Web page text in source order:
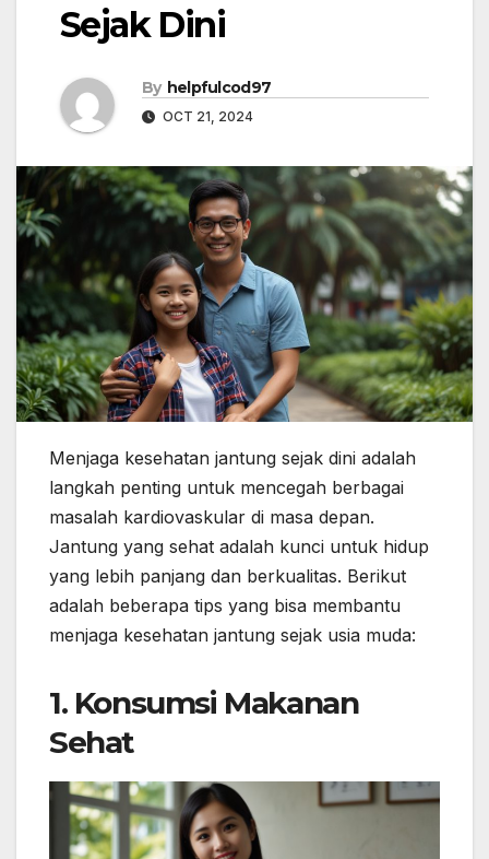
Sejak Dini
By helpfulcod97
OCT 21, 2024
Menjaga kesehatan jantung sejak dini adalah
langkah penting untuk mencegah berbagai
masalah kardiovaskular di masa depan.
Jantung yang sehat adalah kunci untuk hidup
yang lebih panjang dan berkualitas. Berikut
adalah beberapa tips yang bisa membantu
menjaga kesehatan jantung sejak usia muda:
1. Konsumsi Makanan
Sehat